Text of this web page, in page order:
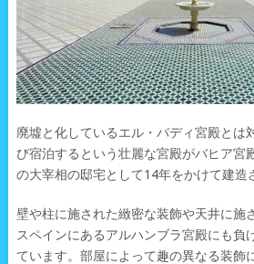
廃墟と化しているエル・バディ宮殿とは
び宿泊するという壮麗な宮殿がバヒア宮
の大宰相の邸宅として14年をかけて建造
壁や柱に施された緻密な装飾や天井に施
スペインにあるアルハンブラ宮殿にも負
ています。部屋によって趣の異なる装飾